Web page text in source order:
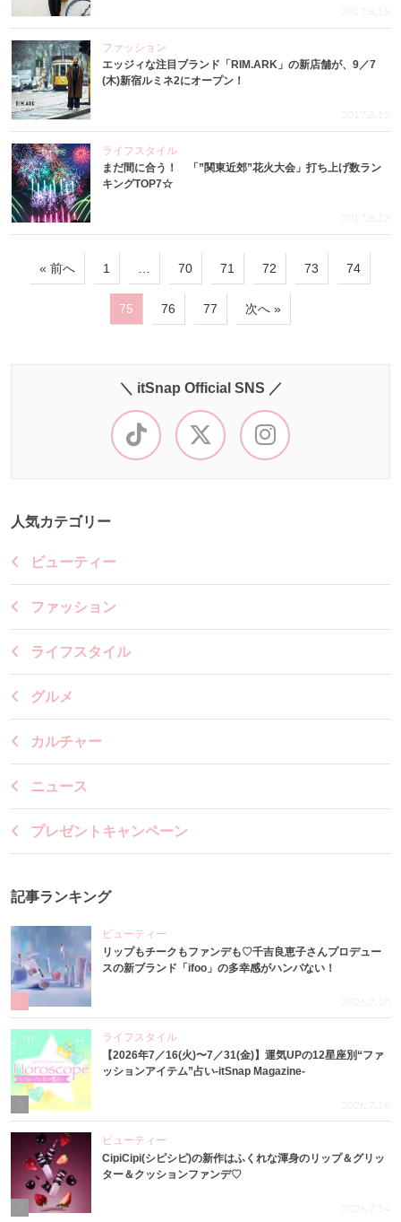
2017.8.18
ファッション
エッジィな注目ブランド「RIM.ARK」の新店舗が、9／7
(木)新宿ルミネ2にオープン！
2017.8.15
ライフスタイル
まだ間に合う！ 「”関東近郊”花火大会」打ち上げ数ラン
キングTOP7☆
2017.8.13
« 前へ 1 70 71 72 73 74
75 76 77 次へ »
＼ itSnap Official SNS ／
人気カテゴリー
ビューティー
ファッション
ライフスタイル
グルメ
カルチャー
ニュース
プレゼントキャンペーン
記事ランキング
ビューティー
リップもチークもファンデも♡千吉良恵子さんプロデュー
スの新ブランド「ifoo」の多幸感がハンパない！
2026.7.10
ライフスタイル
【2026年7／16(火)〜7／31(金)】運気UPの12星座別“ファ
ッションアイテム”占い-itSnap Magazine-
2026.7.16
3
ビューティー
CipiCipi(シピシピ)の新作はふくれな渾身のリップ＆グリッ
ター＆クッションファンデ♡
2026.7.14